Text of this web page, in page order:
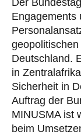
Engagements
Deutschland.
in
Sicherheit in
Auftrag der
MINUSMA ist
beim